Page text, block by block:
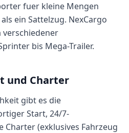
fuer kleine Mengen
ein Sattelzug. NexCargo
bis Mega-Trailer.
und Charter
gibt es die
Start, 24/7-
(exklusives Fahrzeug